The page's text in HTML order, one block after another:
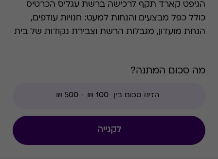
הגיפט קארד תקף לרכישה ברשת עגליס הכרטיס
כולל כפל מבצעים והנחות למעט: חנויות עודפים,
הנחת מועדון, מגבלות הרשת וצבירת נקודות של בית
מה סכום המתנה?
לקנייה